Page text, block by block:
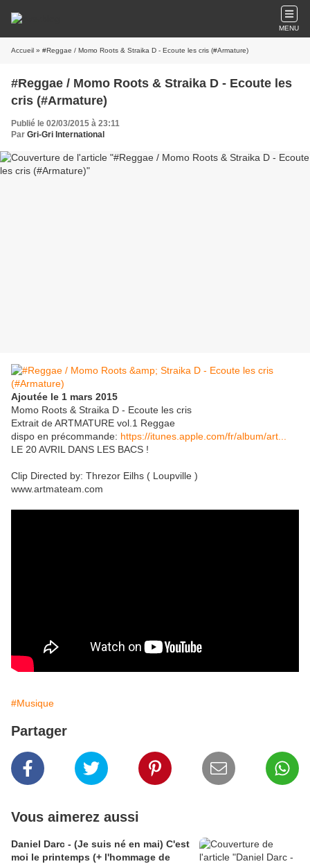
MENU
Accueil » #Reggae / Momo Roots & Straika D - Ecoute les cris (#Armature)
#Reggae / Momo Roots & Straika D - Ecoute les
cris (#Armature)
Publié le 02/03/2015 à 23:11
Par Gri-Gri International
Ajoutée le 1 mars 2015
Momo Roots & Straika D - Ecoute les cris
Extrait de ARTMATURE vol.1 Reggae
dispo en précommande: https://itunes.apple.com/fr/album/art...
LE 20 AVRIL DANS LES BACS !
Clip Directed by: Threzor Eilhs ( Loupville )
www.artmateam.com
#Musique
Partager
Vous aimerez aussi
Daniel Darc - (Je suis né en mai) C'est
moi le printemps (+ l'hommage de